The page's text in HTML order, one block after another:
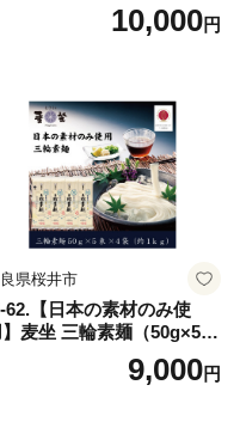
10,000円
県桜井市
62.【日本の素材のみ使
】麦坐 三輪素麺（50g×5束
9,000円